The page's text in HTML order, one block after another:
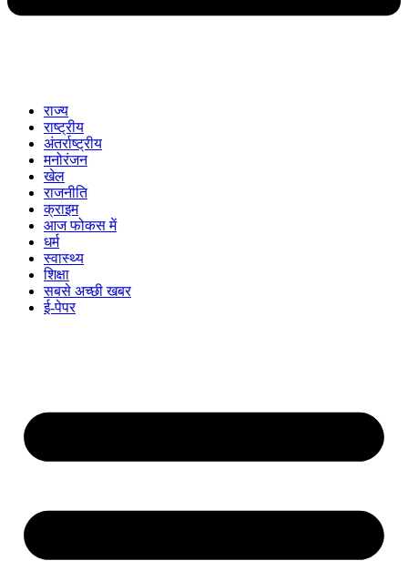
राज्य
राष्ट्रीय
अंतर्राष्ट्रीय
मनोरंजन
खेल
राजनीति
क्राइम
आज फोकस में
धर्म
स्वास्थ्य
शिक्षा
सबसे अच्छी खबर
ई-पेपर